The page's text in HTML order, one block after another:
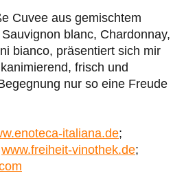
Cuvee aus gemischtem
blanc, Chardonnay,
bianco, präsentiert sich mir
frisch und
nur so eine Freude
italiana.de;
www.freiheit-vinothek.de;